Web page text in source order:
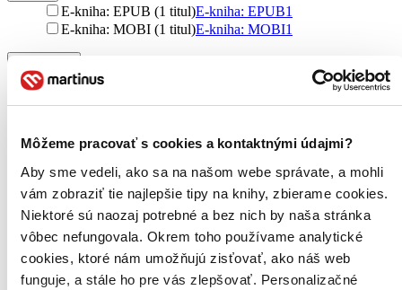
Môžeme pracovať s cookies a kontaktnými údajmi?
Aby sme vedeli, ako sa na našom webe správate, a mohli
vám zobraziť tie najlepšie tipy na knihy, zbierame cookies.
Niektoré sú naozaj potrebné a bez nich by naša stránka
vôbec nefungovala. Okrem toho používame analytické
cookies, ktoré nám umožňujú zisťovať, ako náš web
funguje, a stále ho pre vás zlepšovať. Personalizačné
E-kniha: EPUB (1 titul)E-kniha: EPUB1
E-kniha: MOBI (1 titul)E-kniha: MOBI1
Zoradiť
Bestsellery
Top hodnotené
Novinky
Najdrahšie
Najlacnejšie
Najvyššia zľava